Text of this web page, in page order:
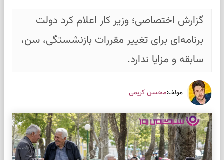
گزارش اختصاصی؛ وزیر کار اعلام کرد دولت
برنامه‌ای برای تغییر مقررات بازنشستگی، سن،
سابقه و مزایا ندارد.
مولف:محسن کریمی